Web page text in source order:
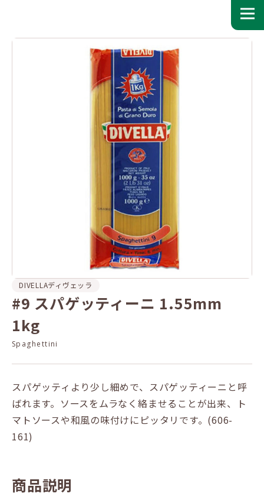
DIVELLAディヴェッラ
#9 スパゲッティーニ 1.55mm
1kg
Spaghettini
スパゲッティより少し細めで、スパゲッティーニと呼
ばれます。ソースをムラなく絡ませることが出来、ト
マトソースや和風の味付けにピッタリです。(606-
161)
商品説明